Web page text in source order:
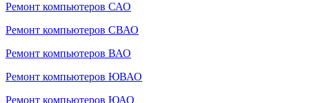
Ремонт компьютеров САО
Ремонт компьютеров СВАО
Ремонт компьютеров ВАО
Ремонт компьютеров ЮВАО
Ремонт компьютеров ЮАО